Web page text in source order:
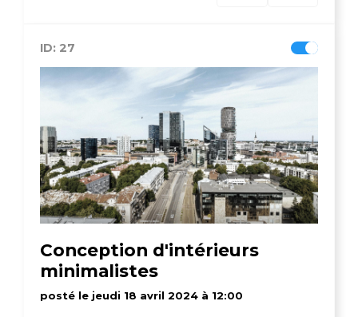
ID: 27
Conception d'intérieurs
minimalistes
posté le jeudi 18 avril 2024 à 12:00